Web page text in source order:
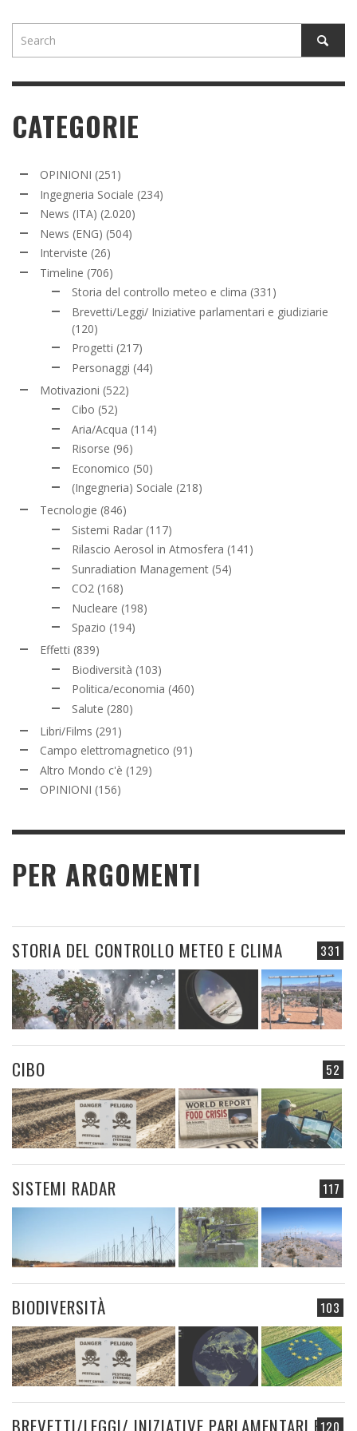
CATEGORIE
OPINIONI (251)
Ingegneria Sociale (234)
News (ITA) (2.020)
News (ENG) (504)
Interviste (26)
Timeline (706)
Storia del controllo meteo e clima (331)
Brevetti/Leggi/ Iniziative parlamentari e giudiziarie
(120)
Progetti (217)
Personaggi (44)
Motivazioni (522)
Cibo (52)
Aria/Acqua (114)
Risorse (96)
Economico (50)
(Ingegneria) Sociale (218)
Tecnologie (846)
Sistemi Radar (117)
Rilascio Aerosol in Atmosfera (141)
Sunradiation Management (54)
CO2 (168)
Nucleare (198)
Spazio (194)
Effetti (839)
Biodiversità (103)
Politica/economia (460)
Salute (280)
Libri/Films (291)
Campo elettromagnetico (91)
Altro Mondo c'è (129)
OPINIONI (156)
PER ARGOMENTI
331
STORIA DEL CONTROLLO METEO E CLIMA
52
CIBO
117
SISTEMI RADAR
103
BIODIVERSITÀ
120